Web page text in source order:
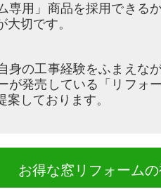
専用」商品を採用できる
切です。
身の工事経験をふまえな
が発売している「リフォ
案しております。
お得な窓リフォーム